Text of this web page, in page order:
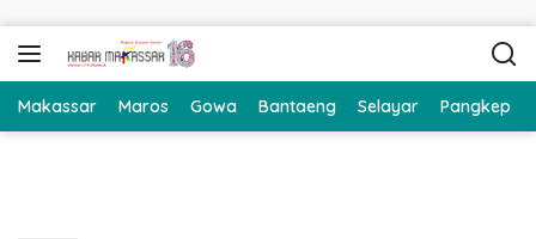
Makassar Maros Gowa Bantaeng Selayar Pangkep